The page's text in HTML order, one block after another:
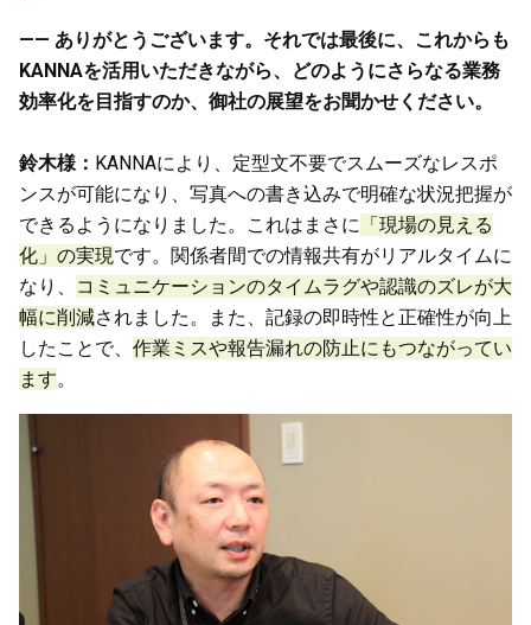
—— ありがとうございます。それでは最後に、これからも
KANNAを活用いただきながら、どのようにさらなる業務
効率化を目指すのか、御社の展望をお聞かせください。
鈴木様： KANNAにより、定型文不要でスムーズなレスポ
ンスが可能になり、写真への書き込みで明確な状況把握が
できるようになりました。これはまさに 「現場の見える
化」の実現です。関係者間での情報共有がリアルタイムに
なり、
コミュニケーションのタイムラグや認識のズレが大
幅に削減されました。また、記録の即時性と正確性が向上
したことで、 作業ミスや報告漏れの防止にもつながってい
ます。